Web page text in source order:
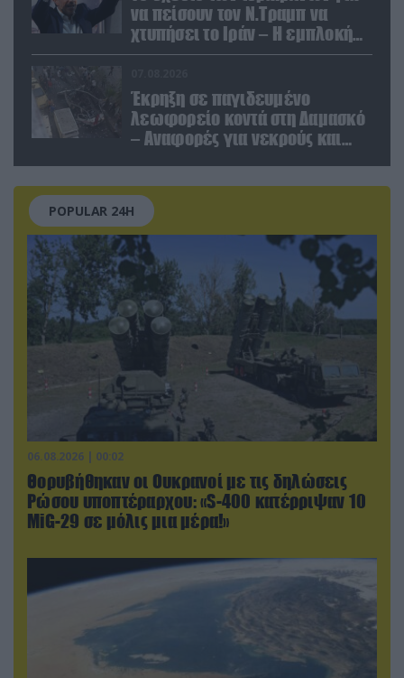
να πείσουν τον Ν.Τραμπ να
χτυπήσει το Ιράν – Η εμπλοκή
του Μ.Αχμαντινετζάντ
Έκρηξη σε παγιδευμένο
λεωφορείο κοντά στη Δαμασκό
– Αναφορές για νεκρούς και
POPULAR 24H
06.08.2026 | 00:02
Θορυβήθηκαν οι Ουκρανοί με τις δηλώσεις
Ρώσου υποπτέραρχου: «S-400 κατέρριψαν 10
MiG-29 σε μόλις μια μέρα!»